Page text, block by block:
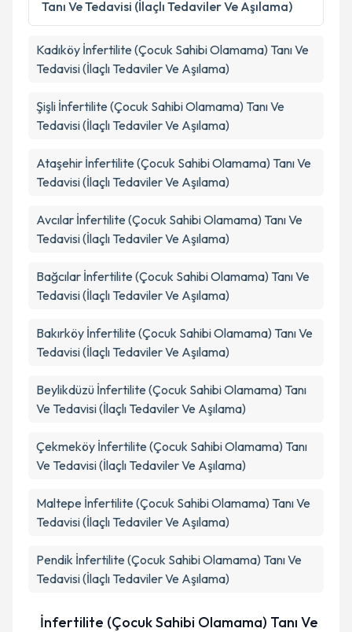
kapsamda işlenmesini kabul ediyorum.
Takvim Talebini Gönder
Tanı Ve Tedavisi (İlaçlı Tedaviler Ve Aşılama)
Kadıköy İnfertilite (Çocuk Sahibi Olamama) Tanı Ve
Tedavisi (İlaçlı Tedaviler Ve Aşılama)
Şişli İnfertilite (Çocuk Sahibi Olamama) Tanı Ve
Tedavisi (İlaçlı Tedaviler Ve Aşılama)
Ataşehir İnfertilite (Çocuk Sahibi Olamama) Tanı Ve
Tedavisi (İlaçlı Tedaviler Ve Aşılama)
Avcılar İnfertilite (Çocuk Sahibi Olamama) Tanı Ve
Tedavisi (İlaçlı Tedaviler Ve Aşılama)
Bağcılar İnfertilite (Çocuk Sahibi Olamama) Tanı Ve
Tedavisi (İlaçlı Tedaviler Ve Aşılama)
Bakırköy İnfertilite (Çocuk Sahibi Olamama) Tanı Ve
Tedavisi (İlaçlı Tedaviler Ve Aşılama)
Beylikdüzü İnfertilite (Çocuk Sahibi Olamama) Tanı
Ve Tedavisi (İlaçlı Tedaviler Ve Aşılama)
Çekmeköy İnfertilite (Çocuk Sahibi Olamama) Tanı
Ve Tedavisi (İlaçlı Tedaviler Ve Aşılama)
Maltepe İnfertilite (Çocuk Sahibi Olamama) Tanı Ve
Tedavisi (İlaçlı Tedaviler Ve Aşılama)
Pendik İnfertilite (Çocuk Sahibi Olamama) Tanı Ve
Tedavisi (İlaçlı Tedaviler Ve Aşılama)
İnfertilite (Çocuk Sahibi Olamama) Tanı Ve